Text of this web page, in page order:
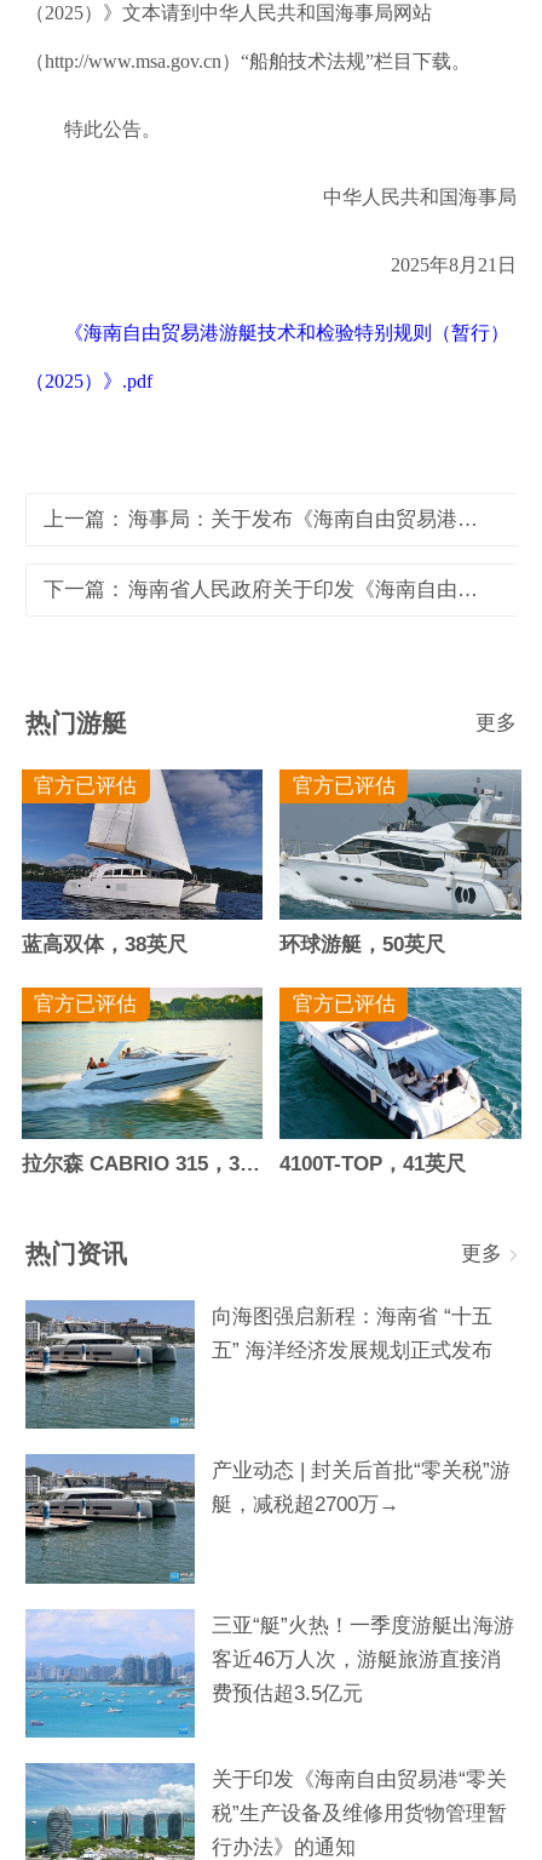
（2025）》文本请到中华人民共和国海事局网站
（http://www.msa.gov.cn）“船舶技术法规”栏目下载。
特此公告。
中华人民共和国海事局
2025年8月21日
《海南自由贸易港游艇技术和检验特别规则（暂行）
（2025）》.pdf
上一篇： 海事局：关于发布《海南自由贸易港游艇技术和检验特别规则（暂行）（2025）》的公告
下一篇： 海南省人民政府关于印发《海南自由贸易港“零关税”进口交通工具及游艇管理办法
热门游艇 更多
官方已评估
蓝高双体，38英尺
官方已评估
环球游艇，50英尺
官方已评估
拉尔森 CABRIO 315，30.4英尺
官方已评估
4100T-TOP，41英尺
热门资讯 更多
向海图强启新程：海南省 “十五
五” 海洋经济发展规划正式发布
产业动态 | 封关后首批“零关税”游
艇，减税超2700万→
三亚“艇”火热！一季度游艇出海游
客近46万人次，游艇旅游直接消
费预估超3.5亿元
关于印发《海南自由贸易港“零关
税”生产设备及维修用货物管理暂
行办法》的通知